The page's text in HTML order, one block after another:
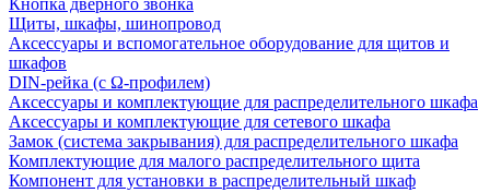
Кнопка дверного звонка
Щиты, шкафы, шинопровод
Аксессуары и вспомогательное оборудование для щитов и
шкафов
DIN-рейка (с Ω-профилем)
Аксессуары и комплектующие для распределительного шкафа
Аксессуары и комплектующие для сетевого шкафа
Замок (система закрывания) для распределительного шкафа
Комплектующие для малого распределительного щита
Компонент для установки в распределительный шкаф